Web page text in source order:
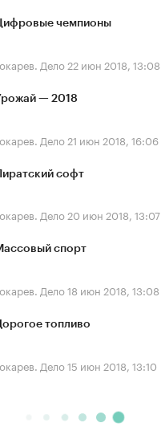
чемпионы
Дело 22 июн 2018, 13:08
— 2018
Дело 21 июн 2018, 16:06
софт
Дело 20 июн 2018, 13:07
спорт
Дело18 июн 2018, 13:08
топливо
Дело15 июн 2018, 13:10